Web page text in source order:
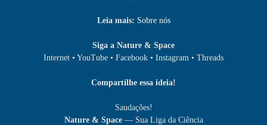
Leia mais: Sobre nós
Siga a Nature & Space
Internet • YouTube • Facebook • Instagram • Threads
Compartilhe essa ideia!
Saudações!
Nature & Space— Sua Liga da Ciência